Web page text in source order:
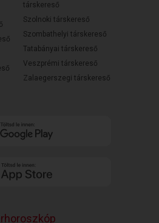
társkereső
Szolnoki társkereső
Szombathelyi társkereső
Tatabányai társkereső
Veszprémi társkereső
Zalaegerszegi társkereső